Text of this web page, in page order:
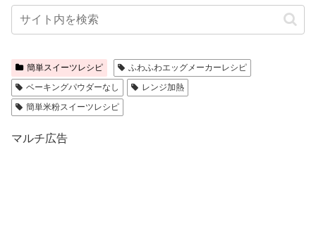
簡単スイーツレシピ
ふわふわエッグメーカーレシピ
ベーキングパウダーなし
レンジ加熱
簡単米粉スイーツレシピ
マルチ広告